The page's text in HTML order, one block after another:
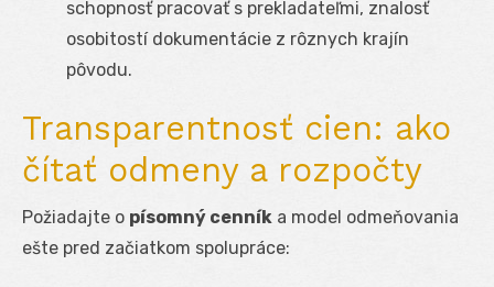
schopnosť pracovať s prekladateľmi, znalosť
osobitostí dokumentácie z rôznych krajín
pôvodu.
Transparentnosť cien: ako
čítať odmeny a rozpočty
Požiadajte o písomný cenník a model odmeňovania
ešte pred začiatkom spolupráce: